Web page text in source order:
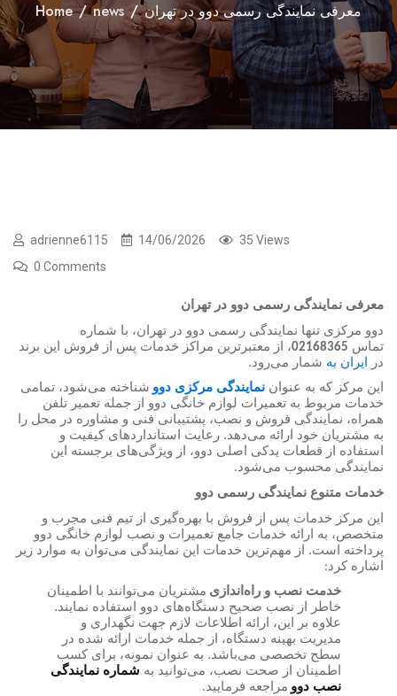
Home / news / معرفی نمایندگی رسمی دوو در تهران
adrienne6115 14/06/2026
35 Views
0 Comments
معرفی نمایندگی رسمی دوو در تهران
دوو مرکزی تنها نمایندگی رسمی دوو در تهران، با شماره
تماس 02168365، از معتبرترین مراکز خدمات پس از فروش این برند
در ایران به شمار می‌رود.
این مرکز که به عنوان نمایندگی مرکزی دوو شناخته می‌شود، تمامی
خدمات مربوط به تعمیرات لوازم خانگی دوو از جمله تعمیر تلفن
همراه، نمایندگی فروش و نصب، پشتیبانی فنی و مشاوره در محل را
به مشتریان خود ارائه می‌دهد. رعایت استانداردهای کیفیت و
استفاده از قطعات یدکی اصلی دوو، از ویژگی‌های برجسته این
نمایندگی محسوب می‌شود.
خدمات متنوع نمایندگی رسمی دوو
این مرکز خدمات پس از فروش با بهره‌گیری از تیم فنی مجرب و
متخصص، به ارائه خدمات جامع تعمیرات و نصب لوازم خانگی دوو
پرداخته است. از مهم‌ترین خدمات این نمایندگی می‌توان به موارد زیر
اشاره کرد:
خدمت نصب و راه‌اندازی مشتریان می‌توانند با اطمینان
خاطر از نصب صحیح دستگاه‌های دوو استفاده نمایند.
علاوه بر این، ارائه اطلاعات لازم جهت نگهداری و
مدیریت بهینه دستگاه، از جمله خدمات ارائه شده در
سطح تخصصی می‌باشد. به عنوان نمونه، برای کسب
اطمینان از صحت نصب، می‌توانید به شماره نمایندگی
نصب دوو مراجعه فرمایید.